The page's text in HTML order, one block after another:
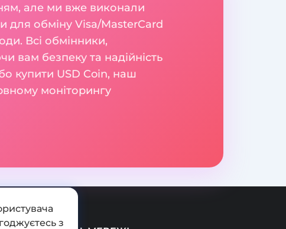
але ми вже виконали
для обміну Visa/MasterCard
Всі обмінники,
вам безпеку та надійність
купити USD Coin, наш
моніторингу
з